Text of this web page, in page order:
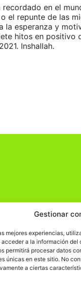
Gestionar
mejores experiencias,
a la información
permitirá procesar datos
únicas en este sitio. No
a ciertas
en el
el repunte de las
la esperanza y
hitos en positivo
Inshallah.